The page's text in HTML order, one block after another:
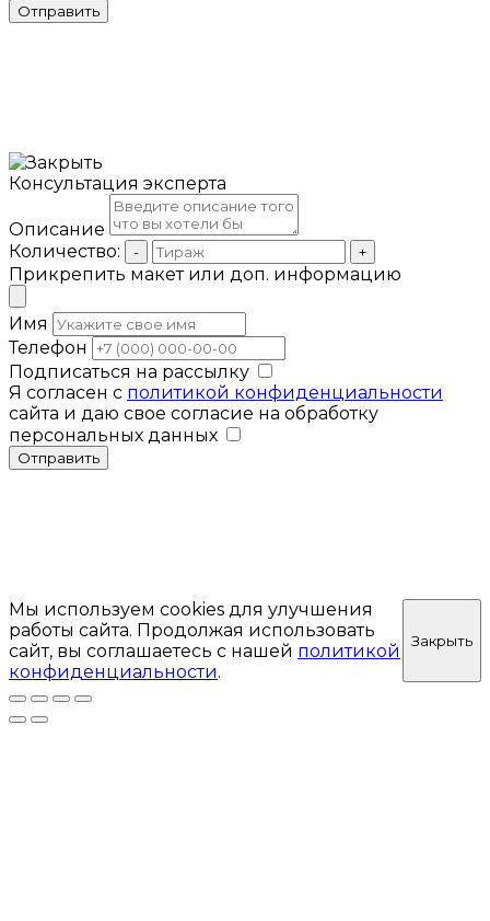
Отправить
Консультация эксперта
Описание
Количество:
- +
Прикрепить макет или доп. информацию
Имя
Телефон
Подписаться на рассылку
Я согласен с политикой конфиденциальности
сайта и даю свое согласие на обработку
персональных данных
Отправить
Мы используем cookies для улучшения
работы сайта. Продолжая использовать
сайт, вы соглашаетесь с нашей политикой
конфиденциальности.
Закрыть